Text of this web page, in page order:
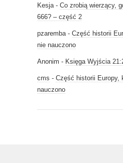
Kesja- Co zrobią wierzący,
666? – część 2
pzaremba- Część historii
nie nauczono
Anonim - Księga Wyjścia
cms - Część historii Europy,
nauczono